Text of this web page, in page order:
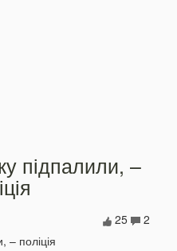
підпалили, –
2
25